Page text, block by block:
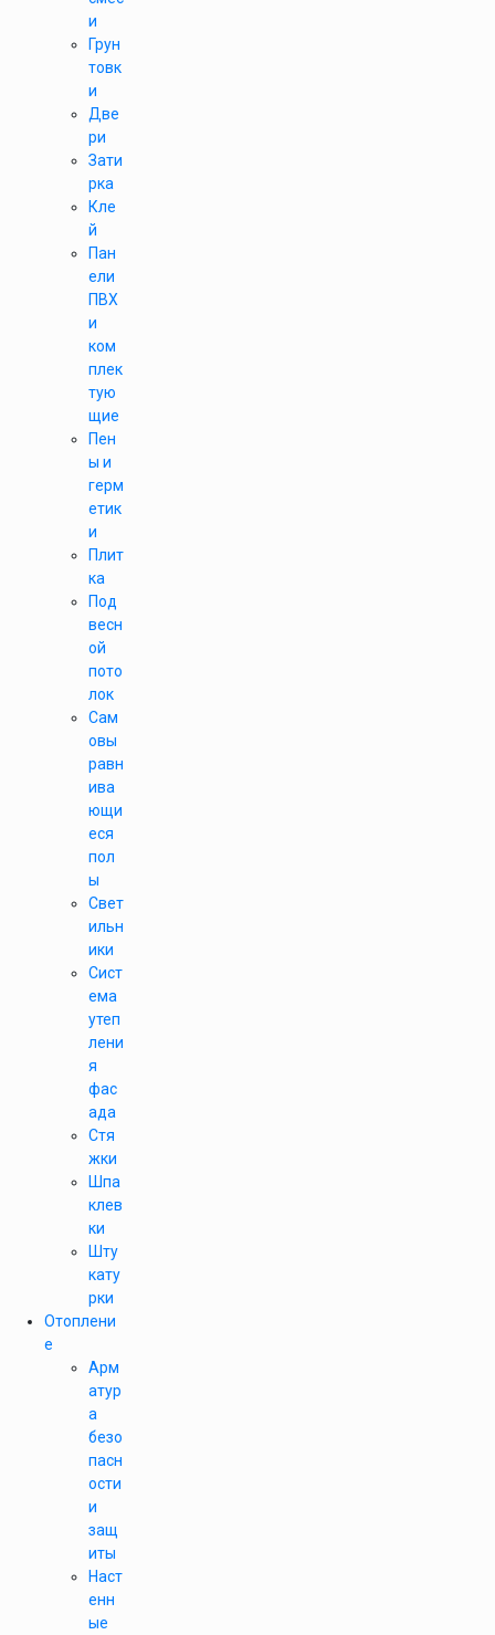
и
Грун
товк
и
Две
ри
Зати
рка
Кле
й
Пан
ели
ПВХ
и
ком
плек
тую
щие
Пен
ы и
герм
етик
и
Плит
ка
Под
весн
ой
пото
лок
Сам
овы
равн
ива
ющи
еся
пол
ы
Свет
ильн
ики
Сист
ема
утеп
лени
я
фас
ада
Стя
жки
Шпа
клев
ки
Шту
кату
рки
Отоплени
е
Арм
атур
а
безо
пасн
ости
и
защ
иты
Наст
енн
ые